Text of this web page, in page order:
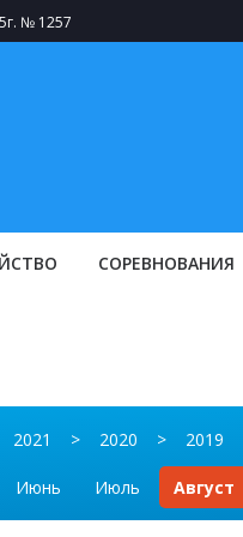
№ 1257
СОРЕВНОВАНИЯ
2021 > 2020 > 2019
Июнь Июль Август